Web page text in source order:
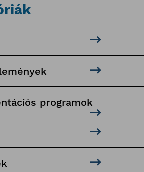
programok